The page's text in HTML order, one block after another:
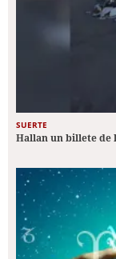
SUERTE
Hallan un billete de